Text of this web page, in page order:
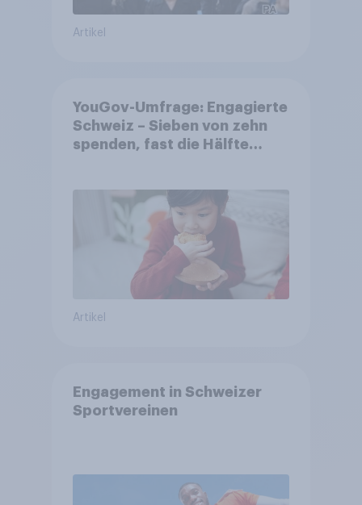
Artikel
YouGov-Umfrage: Engagierte
Schweiz – Sieben von zehn
spenden, fast die Hälfte
Artikel
Engagement in Schweizer
Sportvereinen